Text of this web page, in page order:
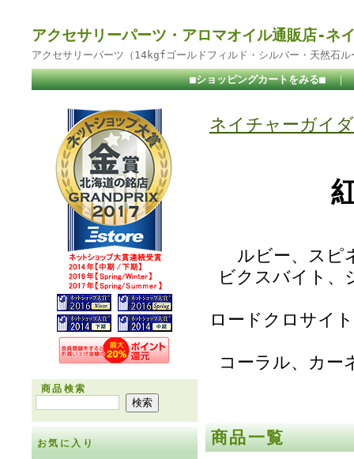
アクセサリーパーツ・アロマオイル通販店-ネ
アクセサリーパーツ（14kgfゴールドフィルド・シルバー・天然石
■ショッピングカートをみる■ ｜
商品検索
お気に入り
ネイチャーガイ
ルビー、スピ
ビクスバイト、
ロードクロサイ
コーラル、カー
商品一覧